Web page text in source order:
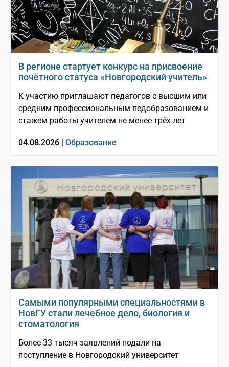
В регионе стартует конкурс на присвоение
почётного статуса «Новгородский учитель»
К участию приглашают педагогов с высшим или
средним профессиональным педобразованием и
стажем работы учителем не менее трёх лет
04.08.2026 | Образование
Самыми популярными специальностями в
НовГУ стали лечебное дело, биология и
стоматология
Более 33 тысяч заявлений подали на
поступление в Новгородский университет